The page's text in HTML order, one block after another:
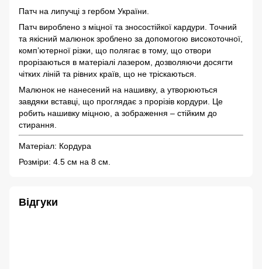
Патч на липучці з гербом України.
Патч вироблено з міцної та зносостійкої кардури. Точний
та якісний малюнок зроблено за допомогою високоточної,
комп’ютерної різки, що полягає в тому, що отвори
прорізаються в матеріалі лазером, дозволяючи досягти
чітких ліній та рівних країв, що не тріскаються.
Малюнок не нанесений на нашивку, а утворюються
завдяки вставці, що проглядає з прорізів кордури. Це
робить нашивку міцною, а зображення – стійким до
стирання.
Матеріал: Кордура
Розміри: 4.5 см на 8 см.
Відгуки